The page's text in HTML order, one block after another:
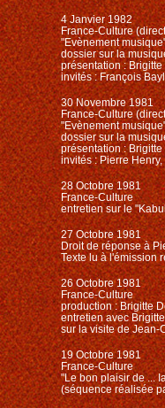
4 Janvier 1982
France-Culture
"Evènement
dossier sur la
présentation :
invités : François
30 Novembre 1981
France-Culture
"Evènement
dossier sur la
présentation :
invités : Pierre
28 Octobre 1981
France-Culture
entretien sur le
27 Octobre 1981
Droit de réponse à
Texte lu à l'émission
26 Octobre 1981
France-Culture
production : Brigitte
entretien avec
sur la visite de Jean-
19 Octobre 1981
France-Culture
"Le bon plaisir de ...
(séquence réalisée